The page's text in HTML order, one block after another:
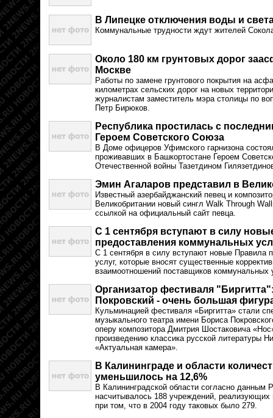
В Липецке отключения воды и
Коммунальные трудности ждут жителей
Около 180 км грунтовых дорог
Москве
Работы по замене грунтового покрытия на
километрах сельских дорог на новых
журналистам заместитель мэра столицы по
Петр Бирюков.
Республика простилась с
Героем Советского Союза
В Доме офицеров Уфимского гарнизона
проживавших в Башкортостане Героем
Отечественной войны Тазетдином
Эмин Агаларов представил в
Известный азербайджанский певец и
Великобритании новый сингл Walk Through
ссылкой на официальный сайт певца.
С 1 сентября вступают в силу
предоставления коммунальных
С 1 сентября в силу вступают новые Правила
услуг, которые вносят существенные
взаимоотношений поставщиков коммунальных
Организатор фестиваля
Покровский - очень большая
Кульминацией фестиваля «Биргитта» стали
музыкального театра имени Бориса
оперу композитора Дмитрия Шостаковича
произведению классика русской литературы
«Актуальная камера».
В Калининграде и области
уменьшилось на 12,6%
В Калининградской области согласно данным
насчитывалось 188 учреждений,
при том, что в 2004 году таковых было 279.